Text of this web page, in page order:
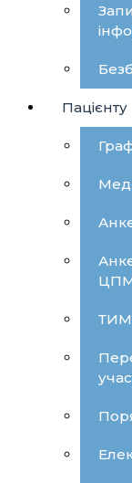
Пацієнту